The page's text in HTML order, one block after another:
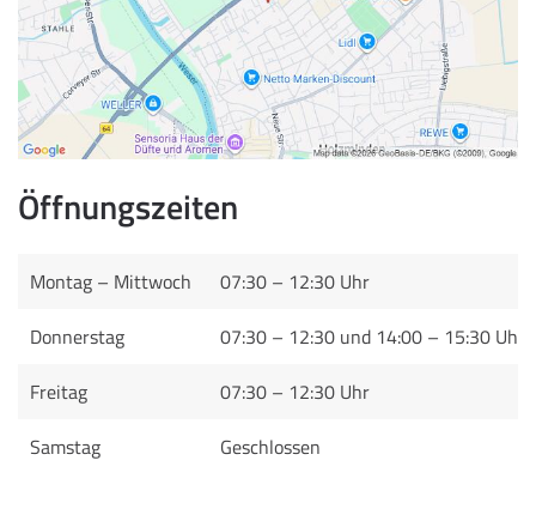
Öffnungszeiten
Montag – Mittwoch
07:30 – 12:30 Uhr
Donnerstag
07:30 – 12:30 und 14:00 – 15:30 Uhr
Freitag
07:30 – 12:30 Uhr
Samstag
Geschlossen